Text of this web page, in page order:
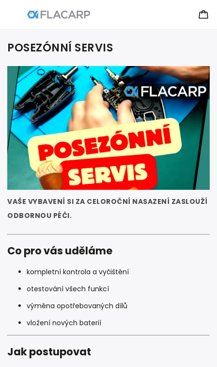
POSEZÓNNÍ SERVIS
VAŠE VYBAVENÍ SI ZA CELOROČNÍ NASAZENÍ ZASLOUŽÍ
ODBORNOU PÉČI.
Co pro vás uděláme
kompletní kontrola a vyčištění
otestování všech funkcí
výměna opotřebovaných dílů
vložení nových baterií
Jak postupovat